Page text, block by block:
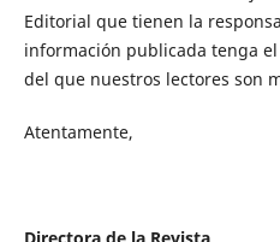
Editorial que tienen la
información publicada tenga
del que nuestros lectores son
Atentamente,